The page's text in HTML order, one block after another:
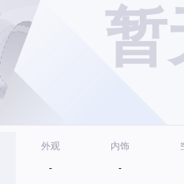
暂
外观
-
内饰
-